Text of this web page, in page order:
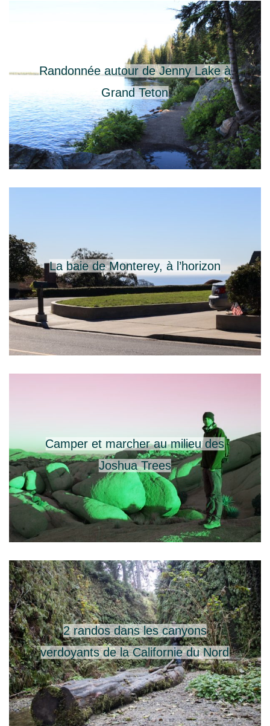
Randonnée autour de Jenny Lake à
Grand Teton
La baie de Monterey, à l’horizon
Camper et marcher au milieu des
Joshua Trees
2 randos dans les canyons
verdoyants de la Californie du Nord